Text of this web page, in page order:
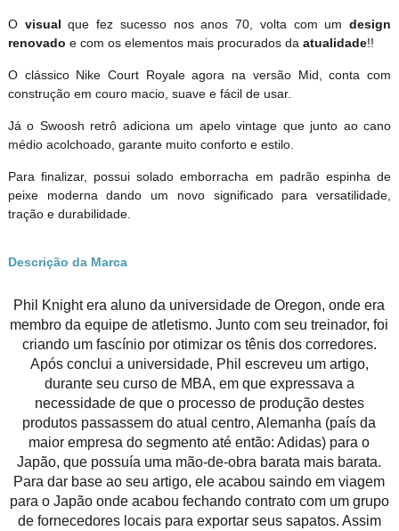
O visualque fez sucesso nos anos 70, volta com umdesign
renovado e com os elementos mais procurados da atualidade!!
O clássico Nike Court Royale agora na versão Mid, conta com
construção em couro macio, suave e fácil de usar.
Já o Swoosh retrô adiciona um apelo vintage que junto ao cano
médio acolchoado, garante muito conforto e estilo.
Para finalizar, possui solado emborracha em padrão espinha de
peixe moderna dando um novo significado para versatilidade,
tração e durabilidade.
Descrição da Marca
Phil Knight era aluno da universidade de Oregon, onde era
membro da equipe de atletismo. Junto com seu treinador, foi
criando um fascínio por otimizar os tênis dos corredores.
Após conclui a universidade, Phil escreveu um artigo,
durante seu curso de MBA, em que expressava a
necessidade de que o processo de produção destes
produtos passassem do atual centro, Alemanha (país da
maior empresa do segmento até então: Adidas) para o
Japão, que possuía uma mão-de-obra barata mais barata.
Para dar base ao seu artigo, ele acabou saindo em viagem
para o Japão onde acabou fechando contrato com um grupo
de fornecedores locais para exportar seus sapatos. Assim